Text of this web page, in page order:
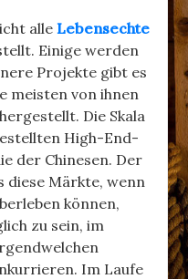
alleLebensechte
Einige werden
Projekte gibt es
meisten von ihnen
Die Skala
High-End-
der Chinesen. Der
diese Märkte, wenn
können,
zu sein, im
Im Laufe